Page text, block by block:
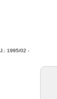
1995/02 -